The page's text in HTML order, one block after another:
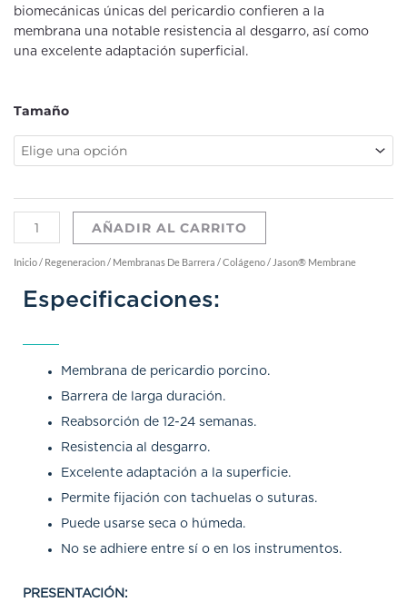
hasta
$ 1.168.400
biomecánicas únicas del pericardio confieren a la
membrana una notable resistencia al desgarro, así como
una excelente adaptación superficial.
Tamaño
Jason®
cantidad
AÑADIR AL CARRITO
Inicio/ Regeneracion/ Membranas De Barrera /Colágeno/ Jason® Membrane
Especificaciones:
Membrana de pericardio porcino.
Barrera de larga duración.
Reabsorción de 12-24 semanas.
Resistencia al desgarro.
Excelente adaptación a la superficie.
Permite fijación con tachuelas o suturas.
Puede usarse seca o húmeda.
No se adhiere entre sí o en los instrumentos.
PRESENTACIÓN: